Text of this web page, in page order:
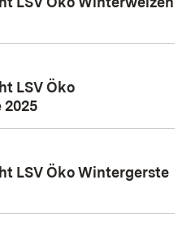
LSV Öko
LSV Öko Wintergerste